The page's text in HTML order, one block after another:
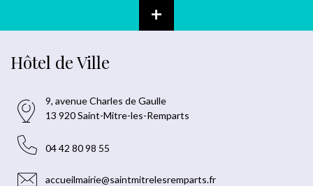
+
Hôtel de Ville
9, avenue Charles de Gaulle
13 920 Saint-Mitre-les-Remparts
04 42 80 98 55
accueilmairie@saintmitrelesremparts.fr